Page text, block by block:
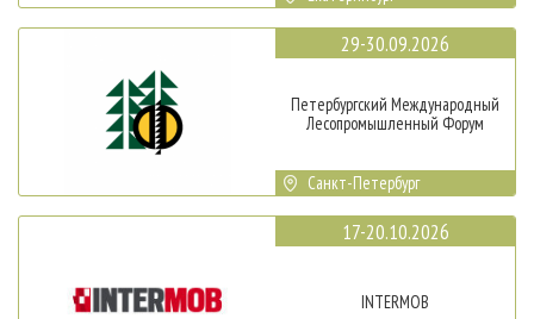
29-30.09.2026
Петербургский Международный
Лесопромышленный Форум
Санкт-Петербург
17-20.10.2026
INTERMOB